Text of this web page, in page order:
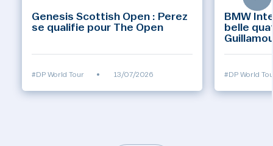
Genesis Scottish Open : Perez
se qualifie pour The Open
#DP World Tour • 13/07/2026
BMW
belle
#DP World